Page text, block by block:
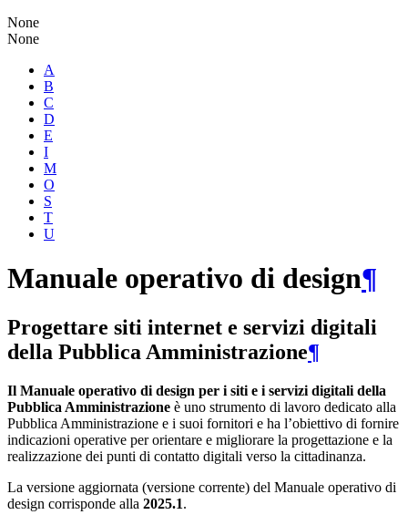
None
None
A
B
C
D
E
I
M
O
S
T
U
Manuale operativo di design¶
Progettare siti internet e servizi digitali
della Pubblica Amministrazione¶
Il Manuale operativo di design per i siti e i servizi digitali della
Pubblica Amministrazione è uno strumento di lavoro dedicato alla
Pubblica Amministrazione e i suoi fornitori e ha l’obiettivo di fornire
indicazioni operative per orientare e migliorare la progettazione e la
realizzazione dei punti di contatto digitali verso la cittadinanza.
La versione aggiornata (versione corrente) del Manuale operativo di
design corrisponde alla 2025.1.